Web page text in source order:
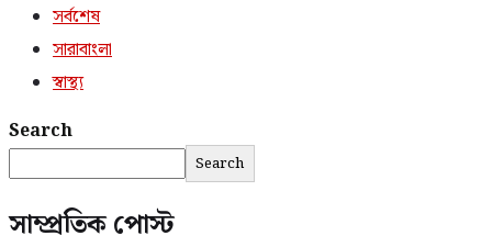
সর্বশেষ
সারাবাংলা
স্বাস্থ্য
Search
Search
সাম্প্রতিক পোস্ট